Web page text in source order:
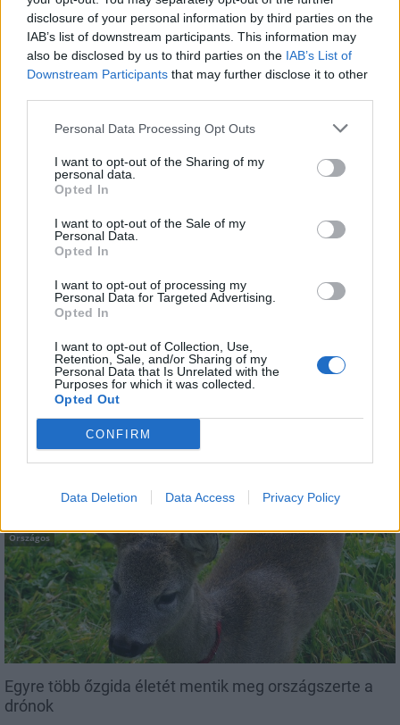
disclosure of your personal information by third parties on the
IAB’s list of downstream participants. This information may
also be disclosed by us to third parties on the IAB’s List of
Downstream Participants that may further disclose it to other
Personal Data Processing Opt Outs
I want to opt-out of the Sharing of my
personal data.
Opted In
I want to opt-out of the Sale of my
Personal Data.
Opted In
I want to opt-out of processing my
Personal Data for Targeted Advertising.
Opted In
I want to opt-out of Collection, Use,
Retention, Sale, and/or Sharing of my
Personal Data that Is Unrelated with the
Purposes for which it was collected.
Opted Out
CONFIRM
Data Deletion Data Access Privacy Policy
Paks II.: Mit jelent az 5. blokk új
AJÁNLJUK MÉG
Regionális nagyvállalatok útjára lépett a Duna Group
Országos
Egyre több őzgida életét mentik meg országszerte a
drónok